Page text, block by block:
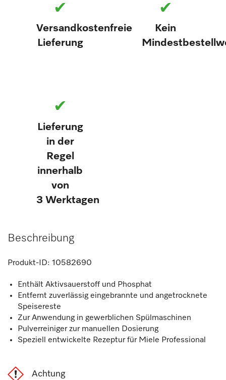
✔
Versandkostenfreie
Lieferung
✔
Kein
✔
Lieferung
in der
Regel
innerhalb
von
3 Werktagen
Beschreibung
Produkt-ID: 10582690
Enthält Aktivsauerstoff und Phosphat
Entfernt zuverlässig eingebrannte und angetrocknete
Speisereste
Zur Anwendung in gewerblichen Spülmaschinen
Pulverreiniger zur manuellen Dosierung
Speziell entwickelte Rezeptur für Miele Professional
Achtung